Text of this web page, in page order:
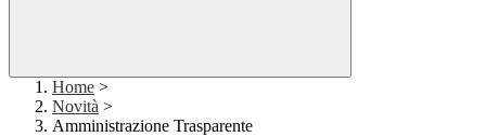
Home >
Novità >
Amministrazione Trasparente